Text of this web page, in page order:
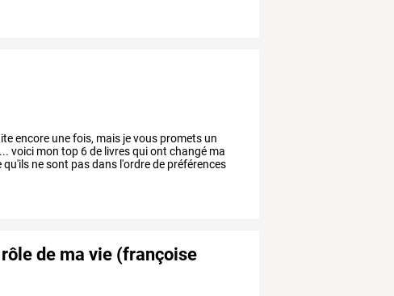
encore unefois, mais jevous promets un
... voici mon top 6de livresquiont changé ma
qu'ils nesont pasdans l'ordrede préférences
de ma vie (françoise